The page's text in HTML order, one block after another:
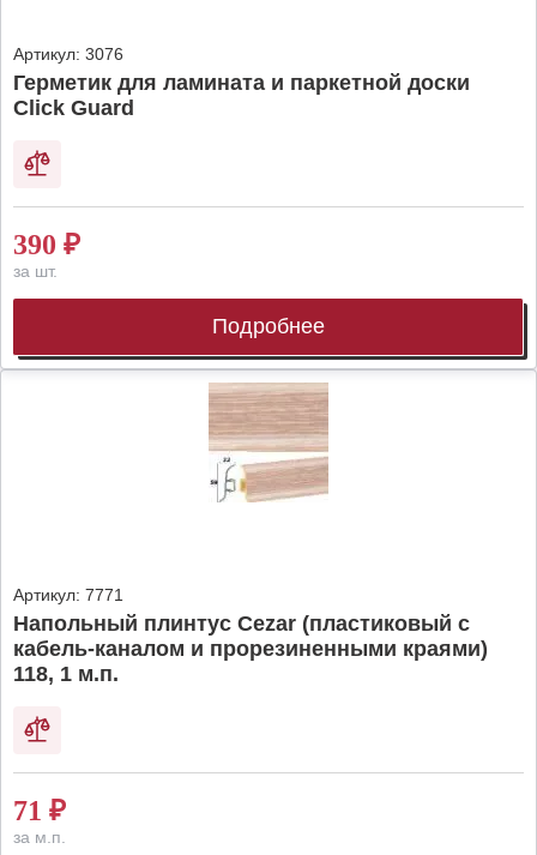
Артикул: 3076
Герметик для ламината и паркетной доски
Click Guard
390 ₽
за шт.
Подробнее
Артикул: 7771
Напольный плинтус Cezar (пластиковый с
кабель-каналом и прорезиненными краями)
118, 1 м.п.
71 ₽
за м.п.